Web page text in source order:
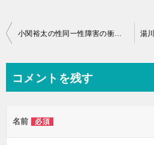
投
ビ
ー
小関裕太の性同一性障害の衝撃の真相とは？天てれの同期とは
コメントを残す
名前 必須